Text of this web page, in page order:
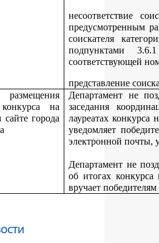
несоответствие
предусмотренным
соискателя
подпунктами 3.6.1
соответствующей
представление
конкурса на
города
Департамент не
заседания
лауреатах
уведомляет
электронной почты,
Департамент не
об итогах
вручает